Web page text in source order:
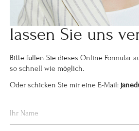
lassen Sie uns
Bitte füllen Sie dieses Online Formular
so schnell wie möglich.
Oder schicken Sie mir eine E-Mail: